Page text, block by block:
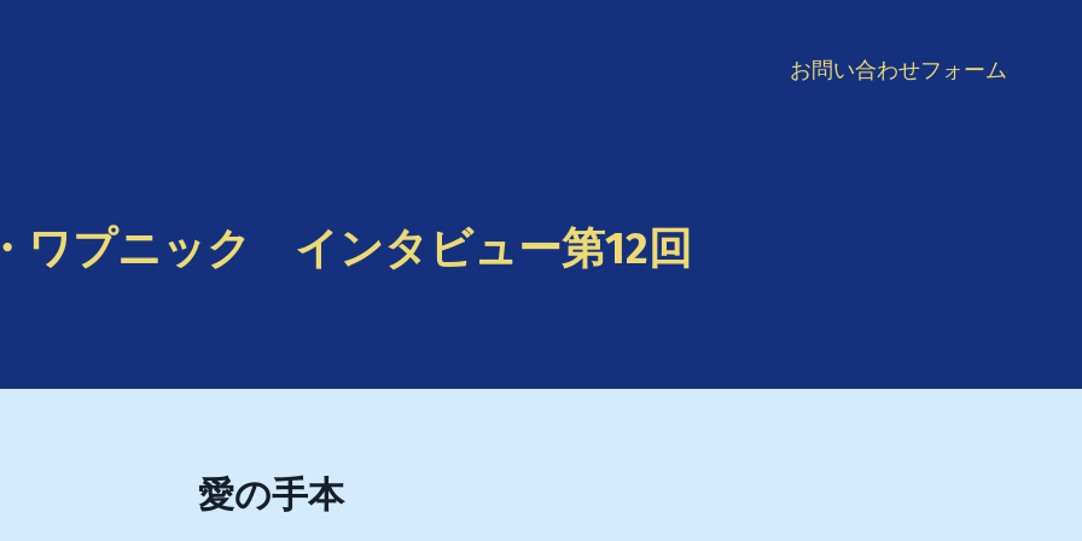
お問い合わせフォーム
ワプニック インタビュー第12回
愛の手本